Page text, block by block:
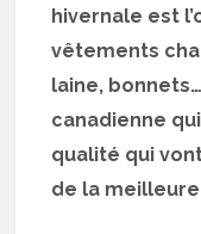
hivernale est
vêtements
laine,
canadienne
qualité qui
de la